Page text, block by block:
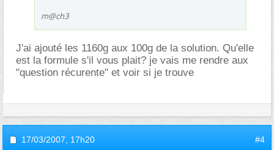
m@ch3
J'ai ajouté les 1160g aux 100g de la solution. Qu'elle
est la formule s'il vous plait? je vais me rendre aux
"question récurente" et voir si je trouve
17/03/2007, 17h20 #4